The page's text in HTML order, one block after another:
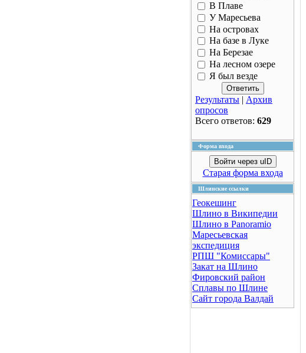
В Плаве
У Маресьева
На островах
На базе в Луке
На Березае
На лесном озере
Я был везде
Результаты | Архив
опросов
Всего ответов: 629
Форма входа
Войти через uID
Старая форма входа
Шлинские ссылки
Геокешинг
Шлино в Википедии
Шлино в Panoramio
Маресьевская
экспедиция
РПШ "Комиссары"
Закат на Шлино
Фировский район
Сплавы по Шлине
Сайт города Валдай